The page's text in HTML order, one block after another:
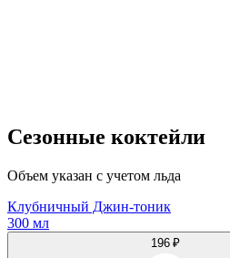
Сезонные коктейли
Объем указан с учетом льда
Клубничный Джин-тоник
300 мл
196 ₽